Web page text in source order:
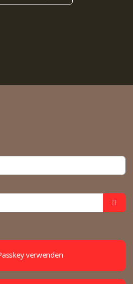
verwenden